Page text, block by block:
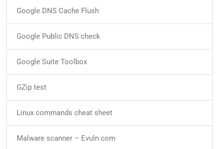
Google DNS Cache Flush
Google Public DNS check
Google Suite Toolbox
GZip test
Linux commands cheat sheet
Malware scanner – Evuln.com